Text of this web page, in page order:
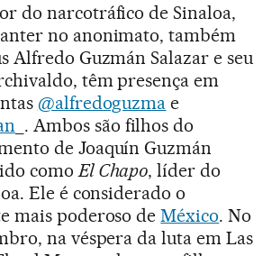
do narcotráfico de Sinaloa,
no anonimato, também
Alfredo Guzmán Salazar e seu
têm presença em
@alfredoguzma e
_. Ambos são filhos do
de Joaquín Guzmán
comoEl Chapo, líder do
Ele é considerado o
mais poderoso deMéxico. No
na véspera da luta em Las